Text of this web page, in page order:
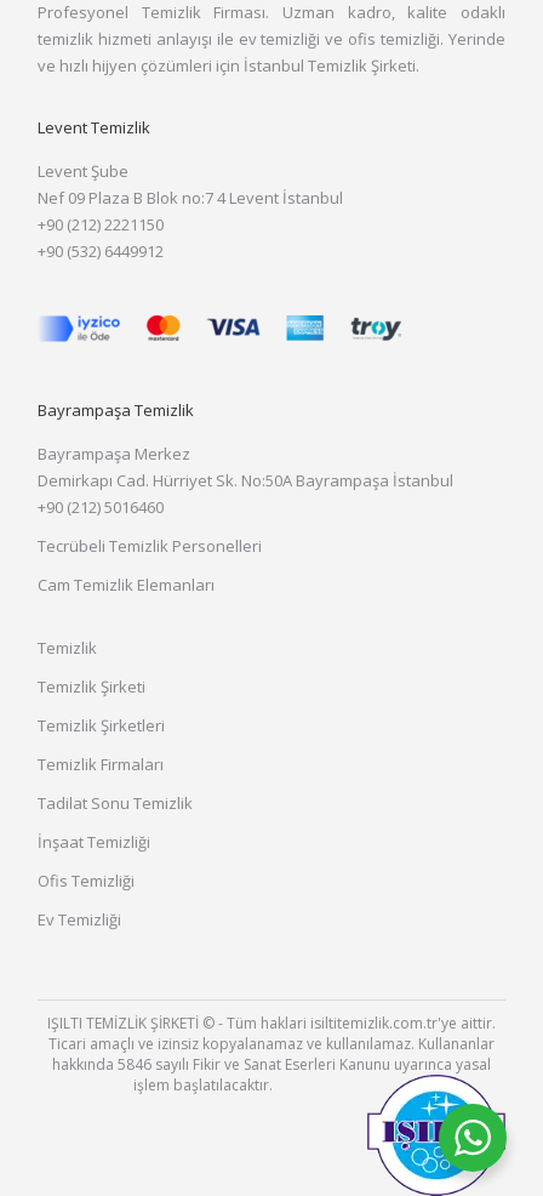
Profesyonel Temizlik Firması. Uzman kadro, kalite odaklı
temizlik hizmeti anlayışı ile ev temizliği ve ofis temizliği. Yerinde
ve hızlı hijyen çözümleri için İstanbul Temizlik Şirketi.
Levent Temizlik
Levent Şube
Nef 09 Plaza B Blok no:7 4 Levent İstanbul
+90 (212) 2221150
+90 (532) 6449912
Bayrampaşa Temizlik
Bayrampaşa Merkez
Demirkapı Cad. Hürriyet Sk. No:50A Bayrampaşa İstanbul
+90 (212) 5016460
Tecrübeli Temizlik Personelleri
Cam Temizlik Elemanları
Temizlik
Temizlik Şirketi
Temizlik Şirketleri
Temizlik Firmaları
Tadilat Sonu Temizlik
İnşaat Temizliği
Ofis Temizliği
Ev Temizliği
IŞILTI TEMİZLİK ŞİRKETİ © - Tüm haklari isiltitemizlik.com.tr'ye aittir.
Ticari amaçlı ve izinsiz kopyalanamaz ve kullanılamaz. Kullananlar
hakkında 5846 sayılı Fikir ve Sanat Eserleri Kanunu uyarınca yasal
işlem başlatılacaktır.